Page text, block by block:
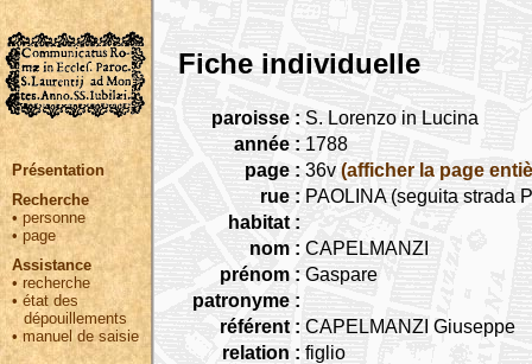
Présentation
Recherche
• personne
•page
Assistance
• recherche
•état des
dépouillements
•manuel de saisie
Fiche individuelle
paroisse : S. Lorenzo in Lucina
année : 1788
page : 36v (afficher la page
rue : PAOLINA (seguita strada
habitat :
nom : CAPELMANZI
prénom : Gaspare
patronyme :
référent : CAPELMANZI Giuseppe
relation : figlio